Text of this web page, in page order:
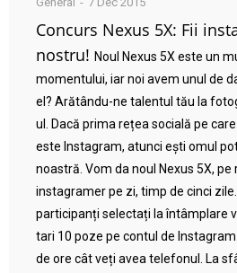
Concurs Nexus 5X: Fii
nostru! Noul Nexus 5X este un
momentului, iar noi avem unul de
el? Arătându-ne talentul tău la
ul. Dacă prima rețea socială pe
este Instagram, atunci ești omul
noastră. Vom da noul Nexus 5X, pe
instagramer pe zi, timp de cinci
participanți selectați la întâmplare
tari 10 poze pe contul de
de ore cât veți avea telefonul. La